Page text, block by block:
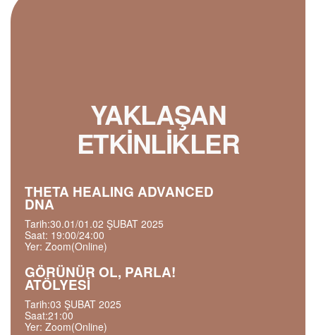
YAKLAŞAN
ETKINLIKLER
THETA HEALING ADVANCED
DNA
Tarih:30.01/01.02 ŞUBAT 2025
Saat: 19:00/24:00
Yer: Zoom(Online)
GÖRÜNÜR OL, PARLA!
ATÖLYESİ
Tarih:03 ŞUBAT 2025
Saat:21:00
Yer: Zoom(Online)